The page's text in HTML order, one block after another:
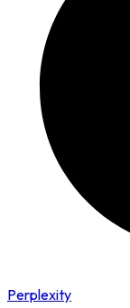
Perplexity